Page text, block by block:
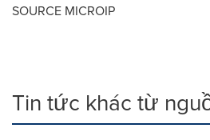
SOURCE MICROIP
Tin tức khác từ